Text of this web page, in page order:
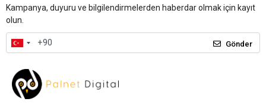
Kampanya, duyuru ve bilgilendirmelerden haberdar olmak için kayıt
olun.
Gönder